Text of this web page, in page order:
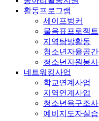
활동프로그램
세이프벙커
물음표프로젝트
지역탐방활동
청소년자율공간
청소년자원봉사
네트워킹사업
학교연계사업
지역연계사업
청소년욕구조사
예비지도자실습